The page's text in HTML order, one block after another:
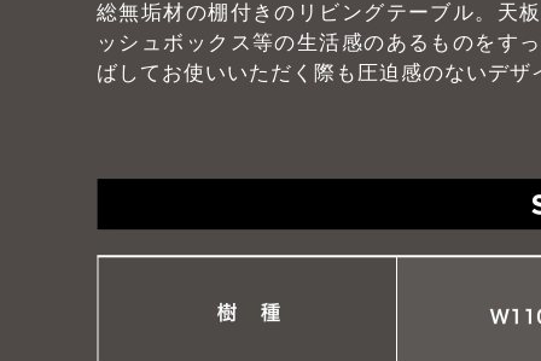
総無垢材の棚付きのリビングテーブル。天
ッシュボックス等の生活感のあるものをす
ばしてお使いいただく際も圧迫感のないデザ